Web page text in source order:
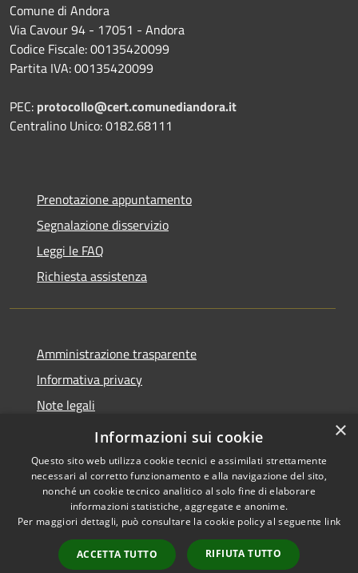
Comune di Andora
Via Cavour 94 - 17051 - Andora
Codice Fiscale: 00135420099
Partita IVA: 00135420099
PEC: protocollo@cert.comunediandora.it
Centralino Unico: 0182.68111
Prenotazione appuntamento
Segnalazione disservizio
Leggi le FAQ
Richiesta assistenza
Amministrazione trasparente
Informativa privacy
Note legali
Dichiarazione di accessibilità
Accessibilità
Copyright © 2026 • Comune di
Andora • Powered by
Municipium•
Accesso
×
Informazioni sui cookie
Questo sito web utilizza cookie tecnici e assimilati strettamente
necessari al corretto funzionamento e alla navigazione del sito,
nonché un cookie tecnico analitico al solo fine di elaborare
informazioni statistiche, aggregate e anonime.
Per maggiori dettagli, può consultare la cookie policy al seguente link
ACCETTA TUTTO RIFIUTA TUTTO